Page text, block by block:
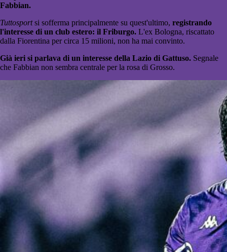
Fabbian.
Tuttosportsi sofferma principalmente su quest'ultimo, registrando
l'interesse di un club estero: il Friburgo. L'ex Bologna, riscattato
dalla Fiorentina per circa 15 milioni, non ha mai convinto.
Già ieri si parlava di un interesse della Lazio di Gattuso. Segnale
che Fabbian non sembra centrale per la rosa di Grosso.